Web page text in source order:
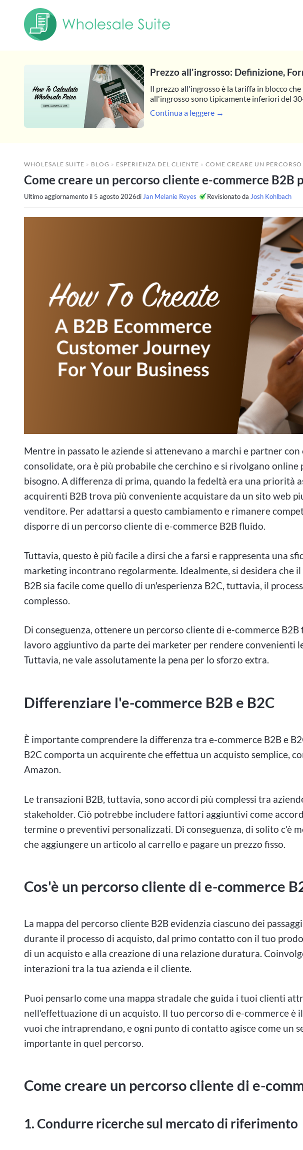
Prezzo all'ingrosso: Definizione,
Il prezzo all'ingrosso è la tariffa in blocco
all'ingrosso sono tipicamente inferiori del
Continua a leggere →
WHOLESALE SUITE » BLOG » ESPERIENZA DEL CLIENTE » COME CREARE UN PERCORSO CLIENTE E-COMMERCE B2B PER LA
Come creare un percorso cliente e-commerce B2B
Ultimo aggiornamento il 5 agosto 2026di Jan Melanie Reyes Revisionato da Josh Kohlbach
Mentre in passato le aziende si attenevano a marchi e partner
consolidate, ora è più probabile che cerchino e si rivolgano
bisogno. A differenza di prima, quando la fedeltà era una priorità
acquirenti B2B trova più conveniente acquistare da un sito web
venditore. Per adattarsi a questo cambiamento e rimanere
disporre di un percorso cliente di e-commerce B2B fluido.
Tuttavia, questo è più facile a dirsi che a farsi e rappresenta una
marketing incontrano regolarmente. Idealmente, si desidera che
B2B sia facile come quello di un'esperienza B2C, tuttavia, il
complesso.
Di conseguenza, ottenere un percorso cliente di e-commerce
lavoro aggiuntivo da parte dei marketer per rendere convenienti
Tuttavia, ne vale assolutamente la pena per lo sforzo extra.
Differenziare l'e-commerce B2B e B2C
È importante comprendere la differenza tra e-commerce B2B e
B2C comporta un acquirente che effettua un acquisto semplice,
Amazon.
Le transazioni B2B, tuttavia, sono accordi più complessi tra
stakeholder. Ciò potrebbe includere fattori aggiuntivi come
termine o preventivi personalizzati. Di conseguenza, di solito c'è
che aggiungere un articolo al carrello e pagare un prezzo fisso.
Cos'è un percorso cliente di e-commerce
La mappa del percorso cliente B2B evidenzia ciascuno dei
durante il processo di acquisto, dal primo contatto con il tuo
di un acquisto e alla creazione di una relazione duratura.
interazioni tra la tua azienda e il cliente.
Puoi pensarlo come una mappa stradale che guida i tuoi clienti
nell'effettuazione di un acquisto. Il tuo percorso di e-commerce è
vuoi che intraprendano, e ogni punto di contatto agisce come un
importante in quel percorso.
Come creare un percorso cliente di e-
1. Condurre ricerche sul mercato di riferimento